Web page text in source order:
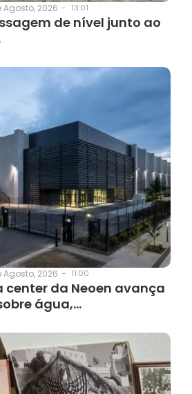
Agosto, 2026 - 13:01
de nível junto ao
Agosto, 2026 - 11:00
center da Neoen avança
água,…